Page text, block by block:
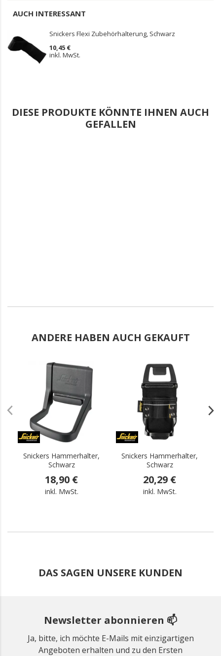
AUCH INTERESSANT
Snickers Flexi Zubehörhalterung, Schwarz
10,45 €
inkl. MwSt.
DIESE PRODUKTE KÖNNTE IHNEN AUCH
GEFALLEN
ANDERE HABEN AUCH GEKAUFT
Snickers Hammerhalter,
Schwarz
18,90 €
inkl. MwSt.
Snickers Hammerhalter,
Schwarz
20,29 €
inkl. MwSt.
DAS SAGEN UNSERE KUNDEN
Newsletter abonnieren 📫
Ja, bitte, ich möchte E-Mails mit einzigartigen
Angeboten erhalten und zu den Ersten